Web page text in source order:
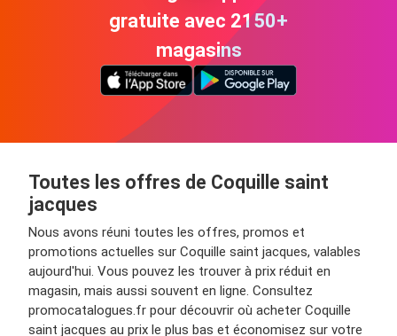
gratuite avec 2150+
magasins
Toutes les offres de Coquille saint
jacques
Nous avons réuni toutes les offres, promos et
promotions actuelles sur Coquille saint jacques, valables
aujourd'hui. Vous pouvez les trouver à prix réduit en
magasin, mais aussi souvent en ligne. Consultez
promocatalogues.fr pour découvrir où acheter Coquille
saint jacques au prix le plus bas et économisez sur votre